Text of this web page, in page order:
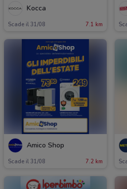
Kocca
Scade il 31/08 7.1 km
Amico Shop
Scade il 31/08 7.2 km